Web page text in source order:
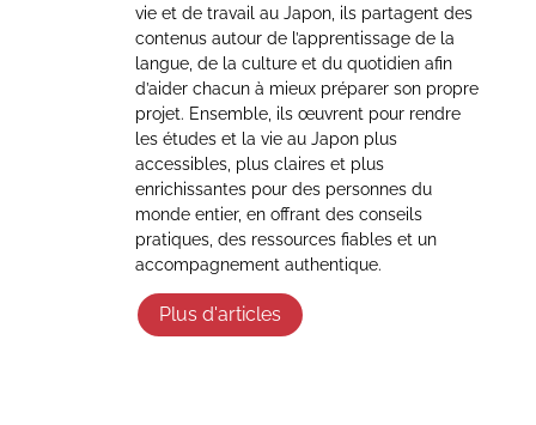
vie et de travail au Japon, ils partagent des
contenus autour de l’apprentissage de la
langue, de la culture et du quotidien afin
d’aider chacun à mieux préparer son propre
projet. Ensemble, ils œuvrent pour rendre
les études et la vie au Japon plus
accessibles, plus claires et plus
enrichissantes pour des personnes du
monde entier, en offrant des conseils
pratiques, des ressources fiables et un
accompagnement authentique.
Plus d'articles